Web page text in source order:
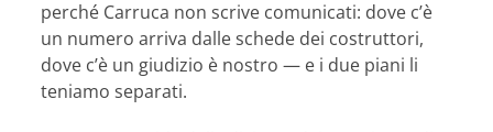
perché Carruca non scrive comunicati: dove c’è
un numero arriva dalle schede dei costruttori,
dove c’è un giudizio è nostro — e i due piani li
teniamo separati.